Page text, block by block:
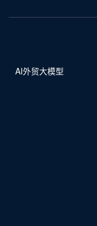
AI外贸大模型